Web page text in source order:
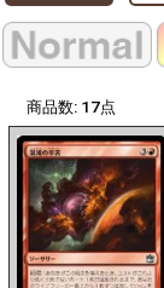
商品数: 17点